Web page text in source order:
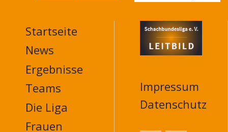
MAIN
NAVIGATION
FOOTER
Startseite
News
Ergebnisse
Teams
Die Liga
Frauen
Impressum
Datenschutz